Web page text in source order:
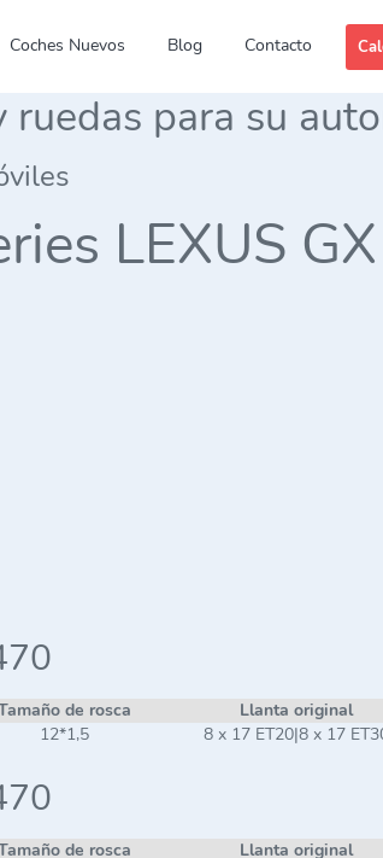
Coches Nuevos Blog Contacto
ruedas para su
LEXUS
de rosca Llanta original
12*1,5 8 x 17 ET20|8 x 17
de rosca Llanta original